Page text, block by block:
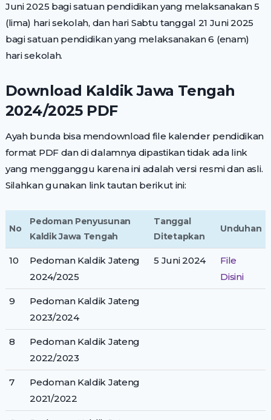
Juni 2025 bagi satuan pendidikan yang melaksanakan 5
(lima) hari sekolah, dan hari Sabtu tanggal 21 Juni 2025
bagi satuan pendidikan yang melaksanakan 6 (enam)
hari sekolah.
Download Kaldik Jawa Tengah
2024/2025 PDF
Ayah bunda bisa mendownload file kalender pendidikan
format PDF dan di dalamnya dipastikan tidak ada link
yang mengganggu karena ini adalah versi resmi dan asli.
Silahkan gunakan link tautan berikut ini:
No
Pedoman Penyusunan
Kaldik Jawa Tengah
Tanggal
Ditetapkan
Unduhan
10
Pedoman Kaldik Jateng
2024/2025
5 Juni 2024
File
Disini
9
Pedoman Kaldik Jateng
2023/2024
8
Pedoman Kaldik Jateng
2022/2023
7
Pedoman Kaldik Jateng
2021/2022